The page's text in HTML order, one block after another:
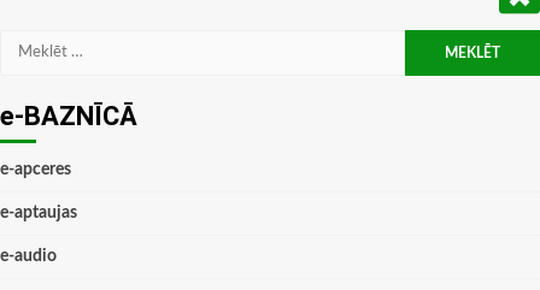
Meklēt:
e-BAZNĪCĀ
e-apceres
e-aptaujas
e-audio